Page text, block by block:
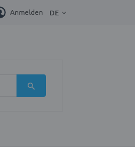
Anmelden DE